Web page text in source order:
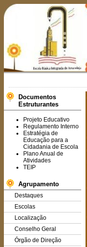
Documentos
Estruturantes
Projeto Educativo
Regulamento Interno
Estratégia de
Educação para a
Cidadania de Escola
Plano Anual de
Atividades
TEIP
Agrupamento
Destaques
Escolas
Localização
Conselho Geral
Órgão de Direção